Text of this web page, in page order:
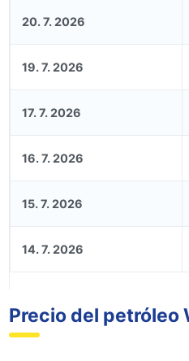
20. 7. 2026
19. 7. 2026
17. 7. 2026
16. 7. 2026
15. 7. 2026
14. 7. 2026
Precio del petróleo